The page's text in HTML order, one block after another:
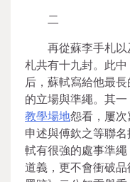
二
再從蘇李手札
札共有十九封。此
后，蘇軾寫給他最
的立場與準繩。其
教學場地怨看，屢
申述與傅欽之等聯
軾有很強的處事準
道義，更不會衝破